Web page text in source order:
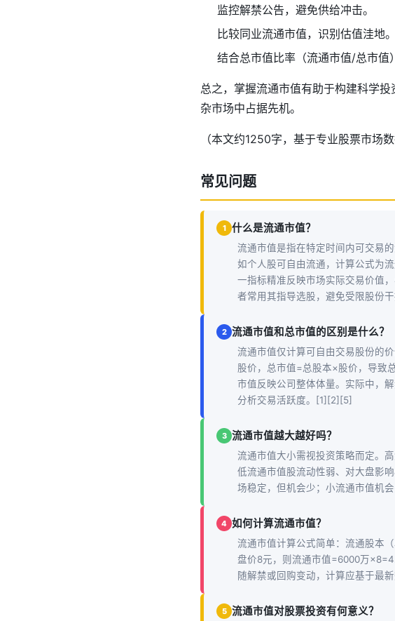
监控解禁公告，避免供给冲击。
比较同业流通市值，识别估值洼地。
结合总市值比率（流通市值/总市值
总之，掌握流通市值有助于构建科学
杂市场中占据先机。
（本文约1250字，基于专业股票市场
常见问题
1 什么是流通市值？
流通市值是指在特定时间内可交易
如个人股可自由流通，计算公式为
一指标精准反映市场实际交易价值
者常用其指导选股，避免受限股份
2 流通市值和总市值的区别是什么？
流通市值仅计算可自由交易股份的
股价，总市值=总股本×股价，导致
市值反映公司整体体量。实际中，
分析交易活跃度。[1][2][5]
3 流通市值越大越好吗？
流通市值大小需视投资策略而定。
低流通市值股流动性弱、对大盘影
场稳定，但机会少；小流通市值机
4 如何计算流通市值？
流通市值计算公式简单：流通股本
盘价8元，则流通市值=6000万
随解禁或回购变动，计算应基于最
5 流通市值对股票投资有何意义？